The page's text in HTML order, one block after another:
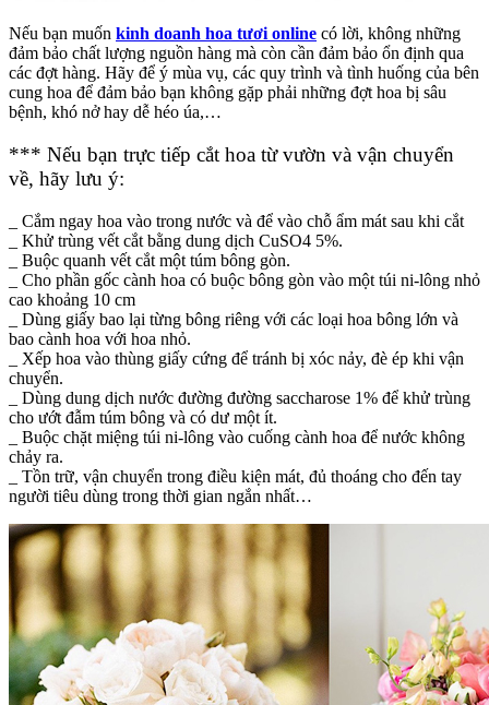
Nếu bạn muốn kinh doanh hoa tươi online có lời, không những
đảm bảo chất lượng nguồn hàng mà còn cần đảm bảo ổn định qua
các đợt hàng. Hãy để ý mùa vụ, các quy trình và tình huống của bên
cung hoa để đảm bảo bạn không gặp phải những đợt hoa bị sâu
bệnh, khó nở hay dễ héo úa,…
*** Nếu bạn trực tiếp cắt hoa từ vườn và vận chuyển
về, hãy lưu ý:
_ Cắm ngay hoa vào trong nước và để vào chỗ ẩm mát sau khi cắt
_ Khử trùng vết cắt bằng dung dịch CuSO4 5%.
_ Buộc quanh vết cắt một túm bông gòn.
_ Cho phần gốc cành hoa có buộc bông gòn vào một túi ni-lông nhỏ
cao khoảng 10 cm
_ Dùng giấy bao lại từng bông riêng với các loại hoa bông lớn và
bao cành hoa với hoa nhỏ.
_ Xếp hoa vào thùng giấy cứng để tránh bị xóc nảy, đè ép khi vận
chuyển.
_ Dùng dung dịch nước đường đường saccharose 1% để khử trùng
cho ướt đẫm túm bông và có dư một ít.
_ Buộc chặt miệng túi ni-lông vào cuống cành hoa để nước không
chảy ra.
_ Tồn trữ, vận chuyển trong điều kiện mát, đủ thoáng cho đến tay
người tiêu dùng trong thời gian ngắn nhất…